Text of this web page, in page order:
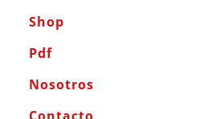
Shop
Pdf
Nosotros